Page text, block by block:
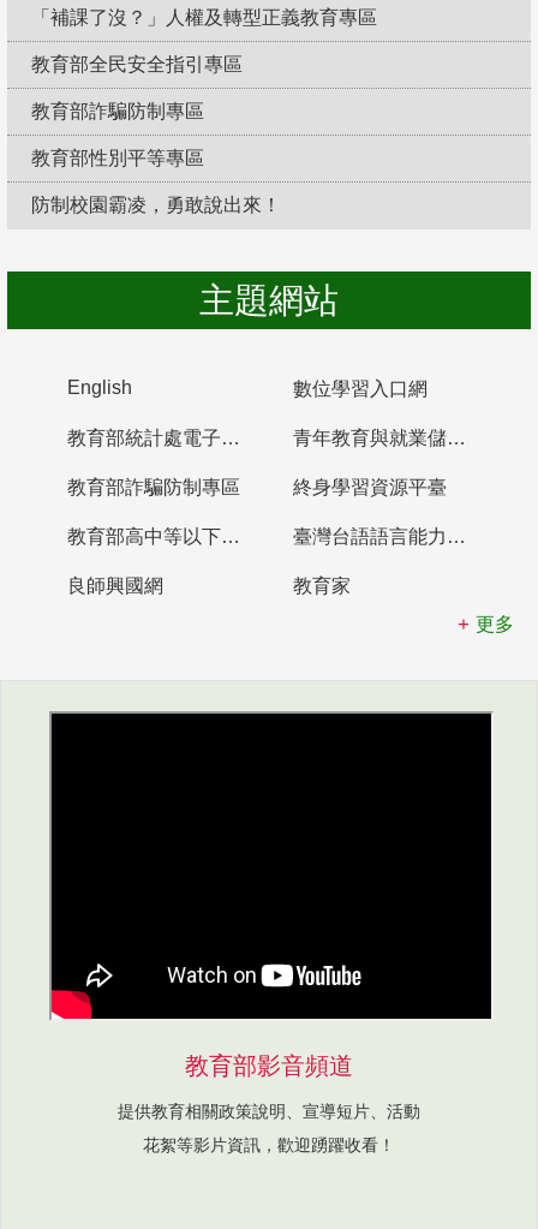
「補課了沒？」人權及轉型正義教育專區
教育部全民安全指引專區
教育部詐騙防制專區
教育部性別平等專區
防制校園霸凌，勇敢說出來！
主題網站
English 數位學習入口網
教育部統計處電子書櫃 青年教育與就業儲蓄帳戶
教育部詐騙防制專區 終身學習資源平臺
教育部高中等以下學校及幼兒園教師資格檢定考試 臺灣台語語言能力認證網站
良師興國網
教育家
更多
教育部影音頻道
提供教育相關政策說明、宣導短片、活動
花絮等影片資訊，歡迎踴躍收看！